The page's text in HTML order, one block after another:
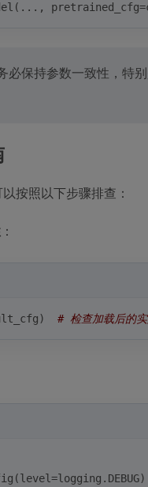
保持参数一致性，特
按照以下步骤排查：
：
# 检查加载后的